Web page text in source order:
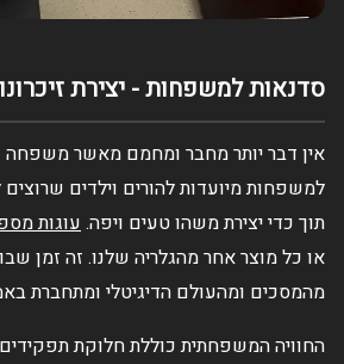
סדנאות למשפחות - יצירת
אין דבר יותר מחבר ומחמם מאשר
למשפחות מיועדות להורים וילדים שרוצים
תוך כדי יצירת משהו טעים ויפה.עוגות
או כל מוצר אחר מהגלריה שלנו. זה זמן
מהמסכים ומהעולם הדיגיטלי ומתחברת
החוויה המשפחתית כוללת חלוקת